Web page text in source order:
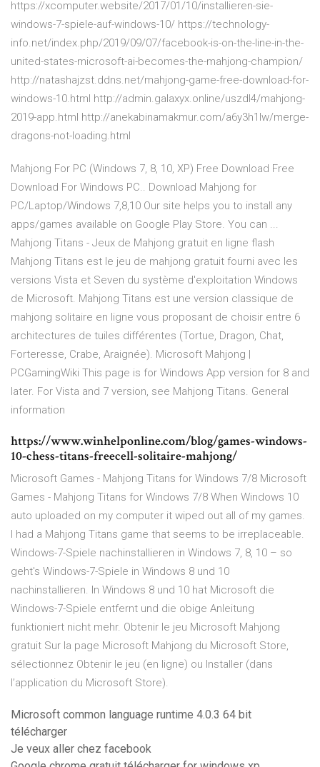
https://xcomputer.website/2017/01/10/installieren-sie-
windows-7-spiele-auf-windows-10/ https://technology-
info.net/index.php/2019/09/07/facebook-is-on-the-line-in-the-
united-states-microsoft-ai-becomes-the-mahjong-champion/
http://natashajzst.ddns.net/mahjong-game-free-download-for-
windows-10.html http://admin.galaxyx.online/uszdl4/mahjong-
2019-app.html http://anekabinamakmur.com/a6y3h1lw/merge-
dragons-not-loading.html
Mahjong For PC (Windows 7, 8, 10, XP) Free Download Free
Download For Windows PC.. Download Mahjong for
PC/Laptop/Windows 7,8,10 Our site helps you to install any
apps/games available on Google Play Store. You can ...
Mahjong Titans - Jeux de Mahjong gratuit en ligne flash
Mahjong Titans est le jeu de mahjong gratuit fourni avec les
versions Vista et Seven du système d'exploitation Windows
de Microsoft. Mahjong Titans est une version classique de
mahjong solitaire en ligne vous proposant de choisir entre 6
architectures de tuiles différentes (Tortue, Dragon, Chat,
Forteresse, Crabe, Araignée). Microsoft Mahjong |
PCGamingWiki This page is for Windows App version for 8 and
later. For Vista and 7 version, see Mahjong Titans. General
information
https://www.winhelponline.com/blog/games-windows-
10-chess-titans-freecell-solitaire-mahjong/
Microsoft Games - Mahjong Titans for Windows 7/8 Microsoft
Games - Mahjong Titans for Windows 7/8 When Windows 10
auto uploaded on my computer it wiped out all of my games.
I had a Mahjong Titans game that seems to be irreplaceable.
Windows-7-Spiele nachinstallieren in Windows 7, 8, 10 – so
geht's Windows-7-Spiele in Windows 8 und 10
nachinstallieren. In Windows 8 und 10 hat Microsoft die
Windows-7-Spiele entfernt und die obige Anleitung
funktioniert nicht mehr. Obtenir le jeu Microsoft Mahjong
gratuit Sur la page Microsoft Mahjong du Microsoft Store,
sélectionnez Obtenir le jeu (en ligne) ou Installer (dans
l’application du Microsoft Store).
Microsoft common language runtime 4.0.3 64 bit
télécharger
Je veux aller chez facebook